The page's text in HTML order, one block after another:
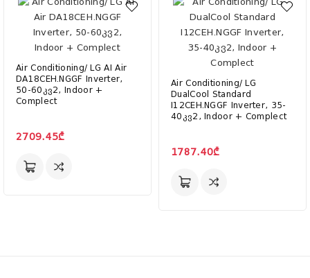
Air Conditioning/ LG AI Air
DA18CEH.NGGF Inverter,
50-60კვ2, Indoor +
Complect
2709.45₾
Air Conditioning/ LG
DualCool Standard
I12CEH.NGGF Inverter, 35-
40კვ2, Indoor + Complect
1787.40₾